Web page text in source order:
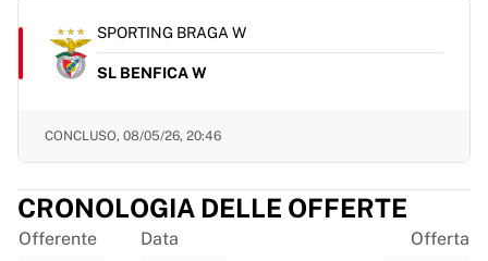
Delhi Capitals
West Indies
Hockey su ghiaccio
Tre Kronor
NHL Alumni
Visualizza tutto l'hockey su ghiaccio
SPORTING BRAGA W
SL BENFICA W
CONCLUSO, 08/05/26, 20:46
CRONOLOGIA DELLE OFFERTE
Offerente Data Offerta